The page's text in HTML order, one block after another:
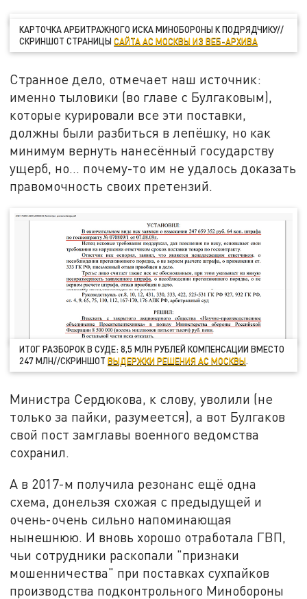
КАРТОЧКА АРБИТРАЖНОГО ИСКА МИНОБОРОНЫ К ПОДРЯДЧИКУ//
СКРИНШОТ СТРАНИЦЫСАЙТА АС МОСКВЫ ИЗ ВЕБ-АРХИВА
Странное дело, отмечает наш источник:
именно тыловики (во главе с Булгаковым),
которые курировали все эти поставки,
должны были разбиться в лепёшку, но как
минимум вернуть нанесённый государству
ущерб, но... почему-то им не удалось доказать
правомочность своих претензий.
ИТОГ РАЗБОРОК В СУДЕ: 8,5 МЛН РУБЛЕЙ КОМПЕНСАЦИИ ВМЕСТО
247 МЛН//СКРИНШОТВЫДЕРЖКИ РЕШЕНИЯ АС МОСКВЫ.
Министра Сердюкова, к слову, уволили (не
только за пайки, разумеется), а вот Булгаков
свой пост замглавы военного ведомства
сохранил.
А в 2017-м получила резонанс ещё одна
схема, донельзя схожая с предыдущей и
очень-очень сильно напоминающая
нынешнюю. И вновь хорошо отработала ГВП,
чьи сотрудники раскопали "признаки
мошенничества" при поставках сухпайков
производства подконтрольного Минобороны